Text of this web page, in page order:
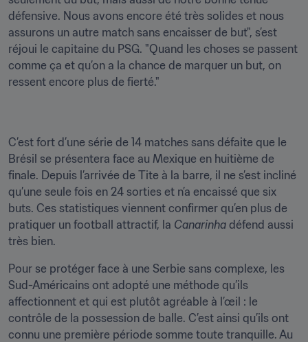
défensive. Nous avons encore été très solides et nous
assurons un autre match sans encaisser de but", s’est
réjoui le capitaine du PSG. "Quand les choses se passent
comme ça et qu’on a la chance de marquer un but, on
ressent encore plus de fierté."
C’est fort d’une série de 14 matches sans défaite que le
Brésil se présentera face au Mexique en huitième de
finale. Depuis l’arrivée de Tite à la barre, il ne s’est incliné
qu’une seule fois en 24 sorties et n’a encaissé que six
buts. Ces statistiques viennent confirmer qu’en plus de
pratiquer un football attractif, la Canarinha défend aussi
très bien.
Pour se protéger face à une Serbie sans complexe, les
Sud-Américains ont adopté une méthode qu’ils
affectionnent et qui est plutôt agréable à l’œil : le
contrôle de la possession de balle. C’est ainsi qu’ils ont
connu une première période somme toute tranquille. Au